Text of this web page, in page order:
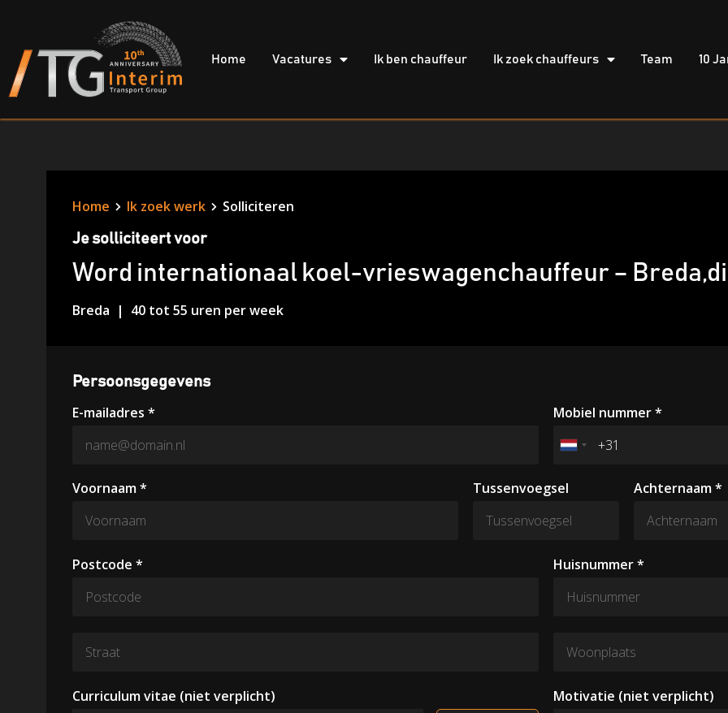
Home Vacatures Ik ben chauffeur Ik zoek chauffeurs Team 10
Home Ik zoek werk Solliciteren
Je solliciteert voor
Word internationaal koel-vrieswagenchauffeur –
Breda 40 tot 55 uren per week
Persoonsgegevens
E-mailadres * Mobiel nummer *
Voornaam * Tussenvoegsel Achternaam *
Postcode * Huisnummer *
Curriculum vitae (niet verplicht)
Motivatie (niet verplicht)